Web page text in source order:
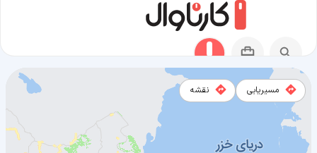
مسیریابی نقشه
مسیر بهشهر به ارومیه